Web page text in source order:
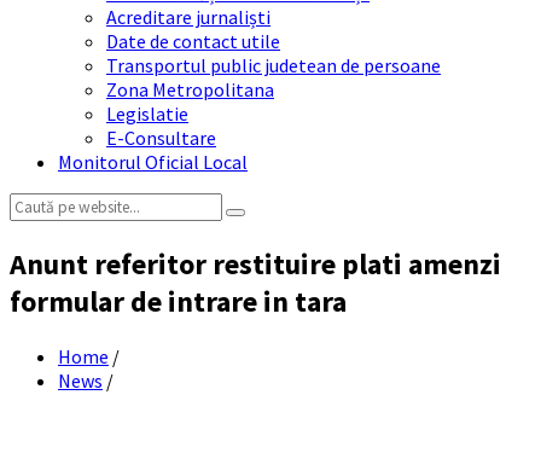
Acreditare jurnaliști
Date de contact utile
Transportul public judetean de persoane
Zona Metropolitana
Legislatie
E-Consultare
Monitorul Oficial Local
Search:
Anunt referitor restituire plati amenzi
formular de intrare in tara
Home /
News /